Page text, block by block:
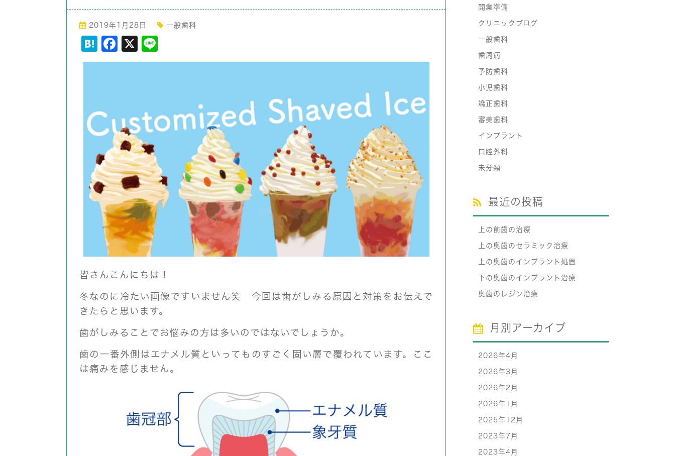
2019年1月28日 一般歯科
Hatena
Facebook
X
皆さんこんにちは！
冬なのに冷たい画像ですいません笑 今回は歯がしみる原因と対策をお伝えで
きたらと思います。
歯がしみることでお悩みの方は多いのではないでしょうか。
歯の一番外側はエナメル質といってものすごく固い層で覆われています。ここ
は痛みを感じません。
開業準備
クリニックブログ
一般歯科
歯周病
予防歯科
小児歯科
矯正歯科
審美歯科
インプラント
口腔外科
未分類
最近の投稿
上の前歯の治療
上の奥歯のセラミック治療
上の奥歯のインプラント処置
下の奥歯のインプラント治療
奥歯のレジン治療
月別アーカイブ
2026年4月
2026年3月
2026年2月
2026年1月
2025年12月
2023年7月
2023年4月